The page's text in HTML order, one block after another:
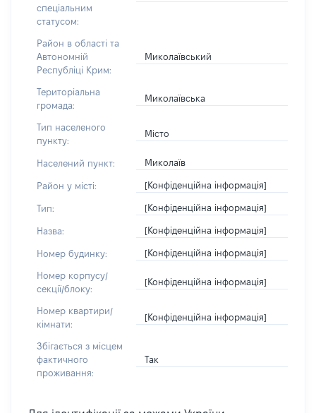
спеціальним
статусом:
Район в області та
Автономній
Республіці Крим:
Миколаївський
Територіальна
громада:
Миколаївська
Тип населеного
пункту:
Місто
Населений пункт: Миколаїв
Район у місті: [Конфіденційна інформація]
Тип: [Конфіденційна інформація]
Назва: [Конфіденційна інформація]
Номер будинку: [Конфіденційна інформація]
Номер корпусу/
секції/блоку:
[Конфіденційна інформація]
Номер квартири/
кімнати:
[Конфіденційна інформація]
Збігається з місцем
фактичного
проживання:
Так